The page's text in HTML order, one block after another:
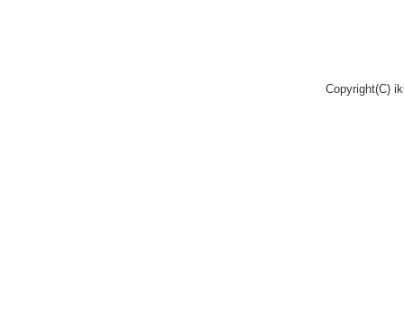
Copyright(C)